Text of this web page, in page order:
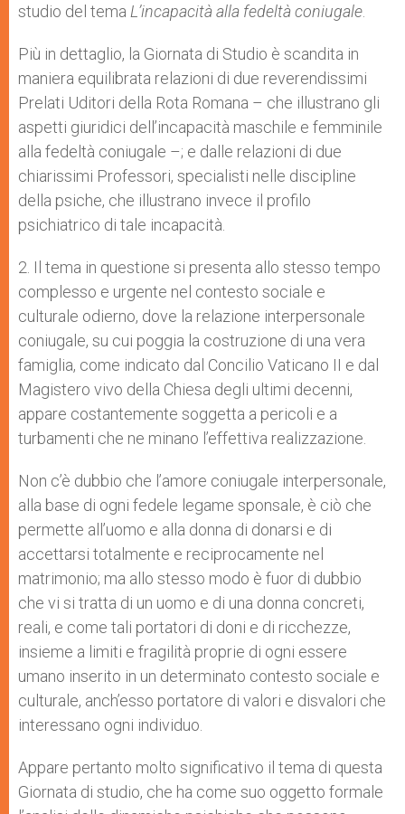
studio del tema L’incapacità alla fedeltà coniugale
Più in dettaglio, la Giornata di Studio è scandita in
maniera equilibrata relazioni di due reverendissimi
Prelati Uditori della Rota Romana – che illustrano gli
aspetti giuridici dell’incapacità maschile e femminile
alla fedeltà coniugale –; e dalle relazioni di due
chiarissimi Professori, specialisti nelle discipline
della psiche, che illustrano invece il profilo
psichiatrico di tale incapacità.
2. Il tema in questione si presenta allo stesso tempo
complesso e urgente nel contesto sociale e
culturale odierno, dove la relazione interpersonale
coniugale, su cui poggia la costruzione di una vera
famiglia, come indicato dal Concilio Vaticano II e dal
Magistero vivo della Chiesa degli ultimi decenni,
appare costantemente soggetta a pericoli e a
turbamenti che ne minano l’effettiva realizzazione.
Non c’è dubbio che l’amore coniugale interpersonale,
alla base di ogni fedele legame sponsale, è ciò che
permette all’uomo e alla donna di donarsi e di
accettarsi totalmente e reciprocamente nel
matrimonio; ma allo stesso modo è fuor di dubbio
che vi si tratta di un uomo e di una donna concreti,
reali, e come tali portatori di doni e di ricchezze,
insieme a limiti e fragilità proprie di ogni essere
umano inserito in un determinato contesto sociale e
culturale, anch’esso portatore di valori e disvalori che
interessano ogni individuo.
Appare pertanto molto significativo il tema di questa
Giornata di studio, che ha come suo oggetto formale